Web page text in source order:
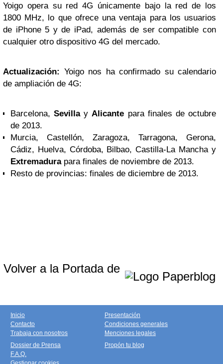
Yoigo opera su red 4G únicamente bajo la red de los
1800 MHz, lo que ofrece una ventaja para los usuarios
de iPhone 5 y de iPad, además de ser compatible con
cualquier otro dispositivo 4G del mercado.
Actualización: Yoigo nos ha confirmado su calendario
de ampliación de 4G:
Barcelona,Sevillay Alicante para finales de octubre
de 2013.
Murcia, Castellón, Zaragoza, Tarragona, Gerona,
Cádiz, Huelva, Córdoba, Bilbao, Castilla-La Mancha y
Extremadurapara finales de noviembre de 2013.
Resto de provincias: finales de diciembre de 2013.
Volver a la Portada de
Inicio
Contacto
Trabaja con nosotros
Presentación
Condiciones generales
Menciones legales
Dossier de Prensa
F.A.Q.
Propón tu blog